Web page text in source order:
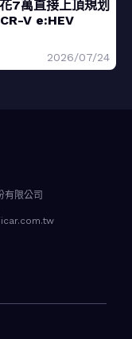
7萬直接上頂規划
V e:HEV
2026/07/24
有限公司